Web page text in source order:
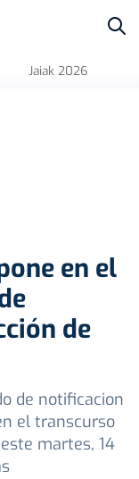
Jaiak 2026
en el
de
de notificacion
el transcurso
martes, 14